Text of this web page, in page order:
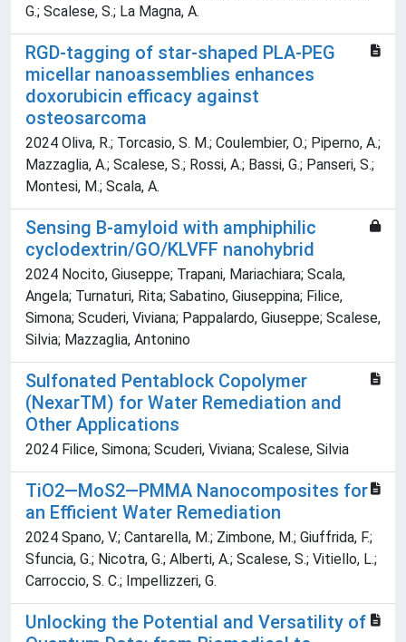
G.; Scalese, S.; La Magna, A.
RGD-tagging of star-shaped PLA-PEG
micellar nanoassemblies enhances
doxorubicin efficacy against
osteosarcoma
2024 Oliva, R.; Torcasio, S. M.; Coulembier, O.; Piperno, A.;
Mazzaglia, A.; Scalese, S.; Rossi, A.; Bassi, G.; Panseri, S.;
Montesi, M.; Scala, A.
Sensing B-amyloid with amphiphilic
cyclodextrin/GO/KLVFF nanohybrid
2024 Nocito, Giuseppe; Trapani, Mariachiara; Scala,
Angela; Turnaturi, Rita; Sabatino, Giuseppina; Filice,
Simona; Scuderi, Viviana; Pappalardo, Giuseppe; Scalese,
Silvia; Mazzaglia, Antonino
Sulfonated Pentablock Copolymer
(NexarTM) for Water Remediation and
Other Applications
2024 Filice, Simona; Scuderi, Viviana; Scalese, Silvia
TiO2—MoS2—PMMA Nanocomposites for
an Efficient Water Remediation
2024 Spano, V.; Cantarella, M.; Zimbone, M.; Giuffrida, F.;
Sfuncia, G.; Nicotra, G.; Alberti, A.; Scalese, S.; Vitiello, L.;
Carroccio, S. C.; Impellizzeri, G.
Unlocking the Potential and Versatility of